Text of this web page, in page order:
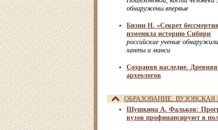
обнаружены впервые
Бизин Н. «Секрет
изменила историю Сибири
российские ученые
ханты и манси
Сохраняя наследие.
археологов
ОБРАЗОВАНИЕ. ВУЗОВСКАЯ
Шушкина А. Фальков:
вузов профинансируют в